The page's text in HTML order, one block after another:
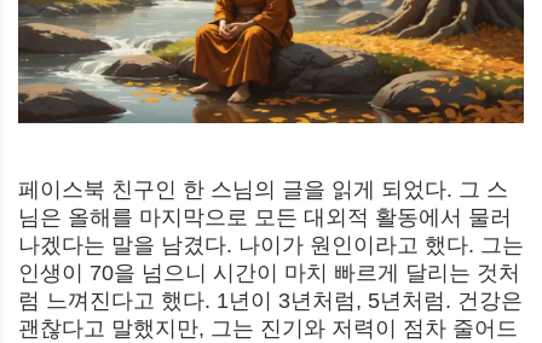
페이스북 친구인 한 스님의 글을 읽게 되었다. 그 스
님은 올해를 마지막으로 모든 대외적 활동에서 물러
나겠다는 말을 남겼다. 나이가 원인이라고 했다. 그는
인생이 70을 넘으니 시간이 마치 빠르게 달리는 것처
럼 느껴진다고 했다. 1년이 3년처럼, 5년처럼. 건강은
괜찮다고 말했지만, 그는 진기와 저력이 점차 줄어드